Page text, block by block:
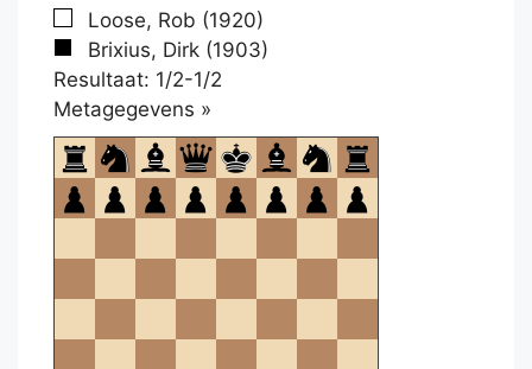
Loose, Rob (1920)
Brixius, Dirk (1903)
Resultaat: 1/2-1/2
Metagegevens »
om
te
openen.